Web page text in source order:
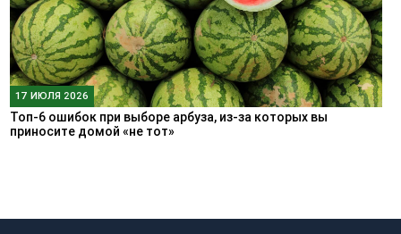
17 ИЮЛЯ 2026
Топ-6 ошибок при выборе арбуза, из-за которых вы
приносите домой «не тот»